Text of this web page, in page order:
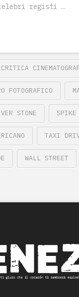
registi …
CRITICA
FOTOGRAFICO
STONE SPIKE
TAXI
WALL STREET